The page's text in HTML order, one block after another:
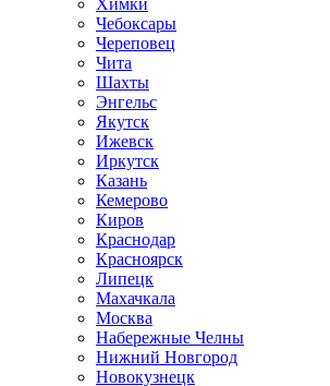
Химки
Чебоксары
Череповец
Чита
Шахты
Энгельс
Якутск
Ижевск
Иркутск
Казань
Кемерово
Киров
Краснодар
Красноярск
Липецк
Махачкала
Москва
Набережные Челны
Нижний Новгород
Новокузнецк